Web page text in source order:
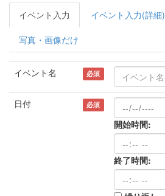
イベント入力 イベント入力(詳細)
写真・画像だけ
イベント名 必須
日付 必須
開始時間:
終了時間: